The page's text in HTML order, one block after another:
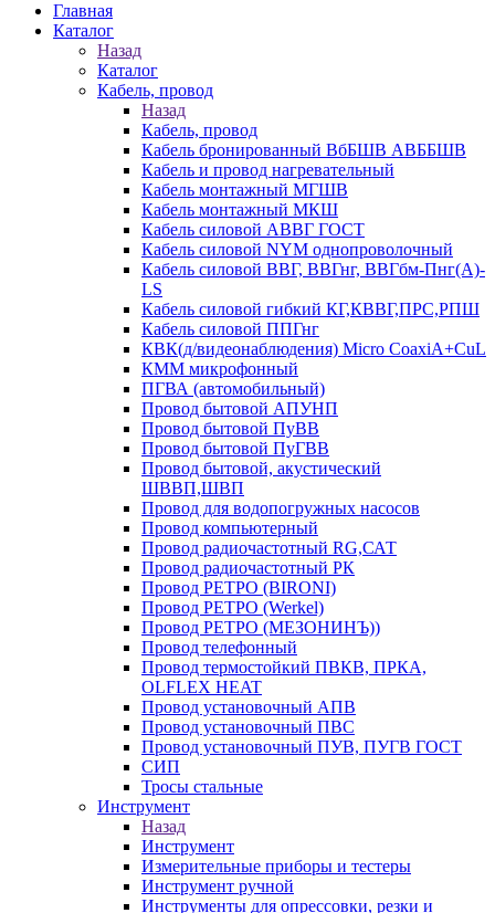
Главная
Каталог
Назад
Каталог
Кабель, провод
Назад
Кабель, провод
Кабель бронированный ВбБШВ АВББШВ
Кабель и провод нагревательный
Кабель монтажный МГШВ
Кабель монтажный МКШ
Кабель силовой АВВГ ГОСТ
Кабель силовой NYM однопроволочный
Кабель силовой ВВГ, ВВГнг, ВВГбм-Пнг(А)-
LS
Кабель силовой гибкий КГ,КВВГ,ПРС,РПШ
Кабель силовой ППГнг
КВК(д/видеонаблюдения) Micro CoaxiA+CuL
КММ микрофонный
ПГВА (автомобильный)
Провод бытовой АПУНП
Провод бытовой ПуВВ
Провод бытовой ПуГВВ
Провод бытовой, акустический
ШВВП,ШВП
Провод для водопогружных насосов
Провод компьютерный
Провод радиочастотный RG,САТ
Провод радиочастотный РК
Провод РЕТРО (BIRONI)
Провод РЕТРО (Werkel)
Провод РЕТРО (МЕЗОНИНЪ))
Провод телефонный
Провод термостойкий ПВКВ, ПРКА,
OLFLEX HEAT
Провод установочный АПВ
Провод установочный ПВС
Провод установочный ПУВ, ПУГВ ГОСТ
СИП
Тросы стальные
Инструмент
Назад
Инструмент
Измерительные приборы и тестеры
Инструмент ручной
Инструменты для опрессовки, резки и